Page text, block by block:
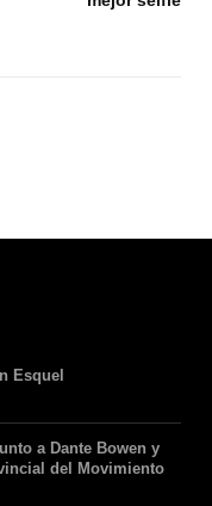
Esquel
a Dante Bowen y
del Movimiento